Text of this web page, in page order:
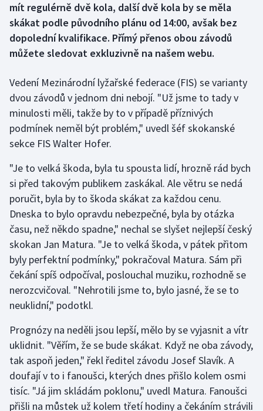
Florbal
Futsal
Gymnastika
Házená
Jezdectví
Judo
Krasobruslení
Lezení
Lyže a snowboard
Moderní pětiboj
Olympijské hry
Parasport
Plavání
mít regulérně dvě kola, další dvě kola by se měla
skákat podle původního plánu od 14:00, avšak bez
dopolední kvalifikace. Přímý přenos obou závodů
můžete sledovat exkluzivně na našem webu.
Vedení Mezinárodní lyžařské federace (FIS) se varianty
dvou závodů v jednom dni nebojí. "Už jsme to tady v
minulosti měli, takže by to v případě příznivých
podmínek neměl být problém," uvedl šéf skokanské
sekce FIS Walter Hofer.
"Je to velká škoda, byla tu spousta lidí, hrozně rád bych
si před takovým publikem zaskákal. Ale větru se nedá
poručit, byla by to škoda skákat za každou cenu.
Dneska to bylo opravdu nebezpečné, byla by otázka
času, než někdo spadne," nechal se slyšet nejlepší český
skokan Jan Matura. "Je to velká škoda, v pátek přitom
byly perfektní podmínky," pokračoval Matura. Sám při
čekání spíš odpočíval, poslouchal muziku, rozhodně se
nerozcvičoval. "Nehrotili jsme to, bylo jasné, že se to
neuklidní," podotkl.
Prognózy na neděli jsou lepší, mělo by se vyjasnit a vítr
uklidnit. "Věřím, že se bude skákat. Když ne oba závody,
tak aspoň jeden," řekl ředitel závodu Josef Slavík. A
doufají v to i fanoušci, kterých dnes přišlo kolem osmi
tisíc. "Já jim skládám poklonu," uvedl Matura. Fanoušci
přišli na můstek už kolem třetí hodiny a čekáním strávili